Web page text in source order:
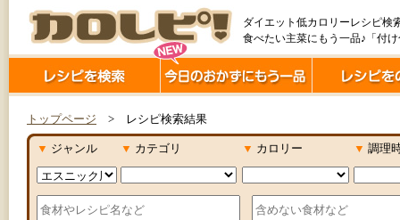
ダイエット低カロリーレシピ検
食べたい主菜にもう一品♪「付
トップページ > レシピ検索結果
▼ ジャンル ▼ カテゴリ ▼ カロリー ▼ 調理